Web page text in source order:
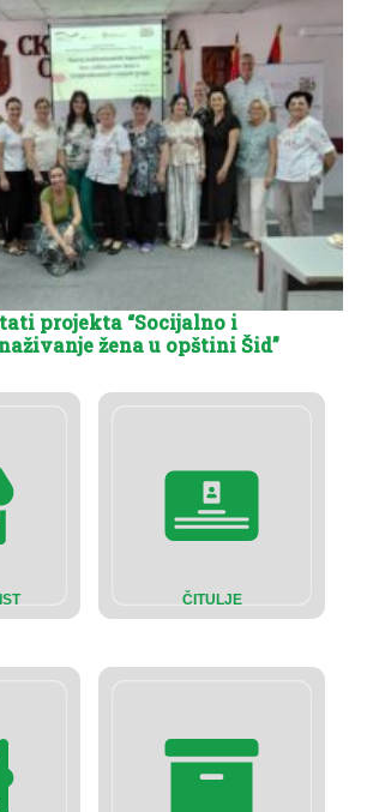
ČITULJE
projekta “Socijalno i
žena u opštini Šid”